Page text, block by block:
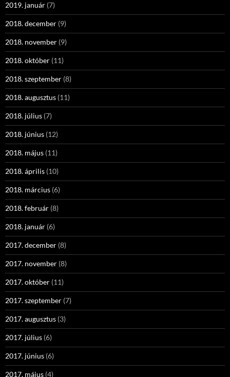
2019. január (7)
2018. december (9)
2018. november (9)
2018. október (11)
2018. szeptember (8)
2018. augusztus (11)
2018. július (7)
2018. június (12)
2018. május (11)
2018. április (10)
2018. március (6)
2018. február (8)
2018. január (6)
2017. december (8)
2017. november (8)
2017. október (11)
2017. szeptember (7)
2017. augusztus (3)
2017. július (6)
2017. június (6)
2017. május (4)